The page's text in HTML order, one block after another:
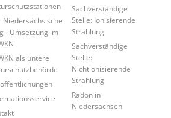
Niedersächsische
- Umsetzung im
als untere
Sachverständige
Stelle: Ionisierende
Strahlung
Sachverständige
Stelle:
Nichtionisierende
Strahlung
Radon in
Niedersachsen